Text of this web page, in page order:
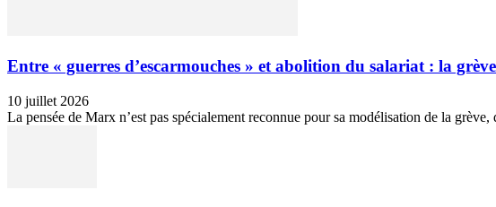
Entre « guerres d’escarmouches » et abolition du salariat : la
10 juillet 2026
La pensée de Marx n’est pas spécialement reconnue pour sa modélisation de la